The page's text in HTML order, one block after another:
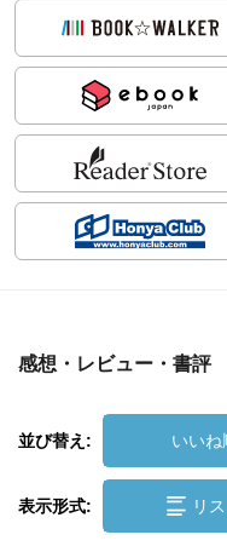
感想・レビュー・書評
並び替え: いいね
表示形式: リ